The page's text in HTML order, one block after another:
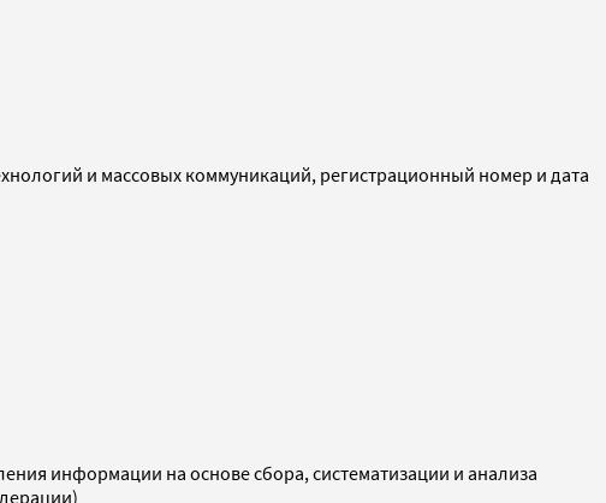
и массовых коммуникаций, регистрационный номер и дата
информации на основе сбора, систематизации и анализа